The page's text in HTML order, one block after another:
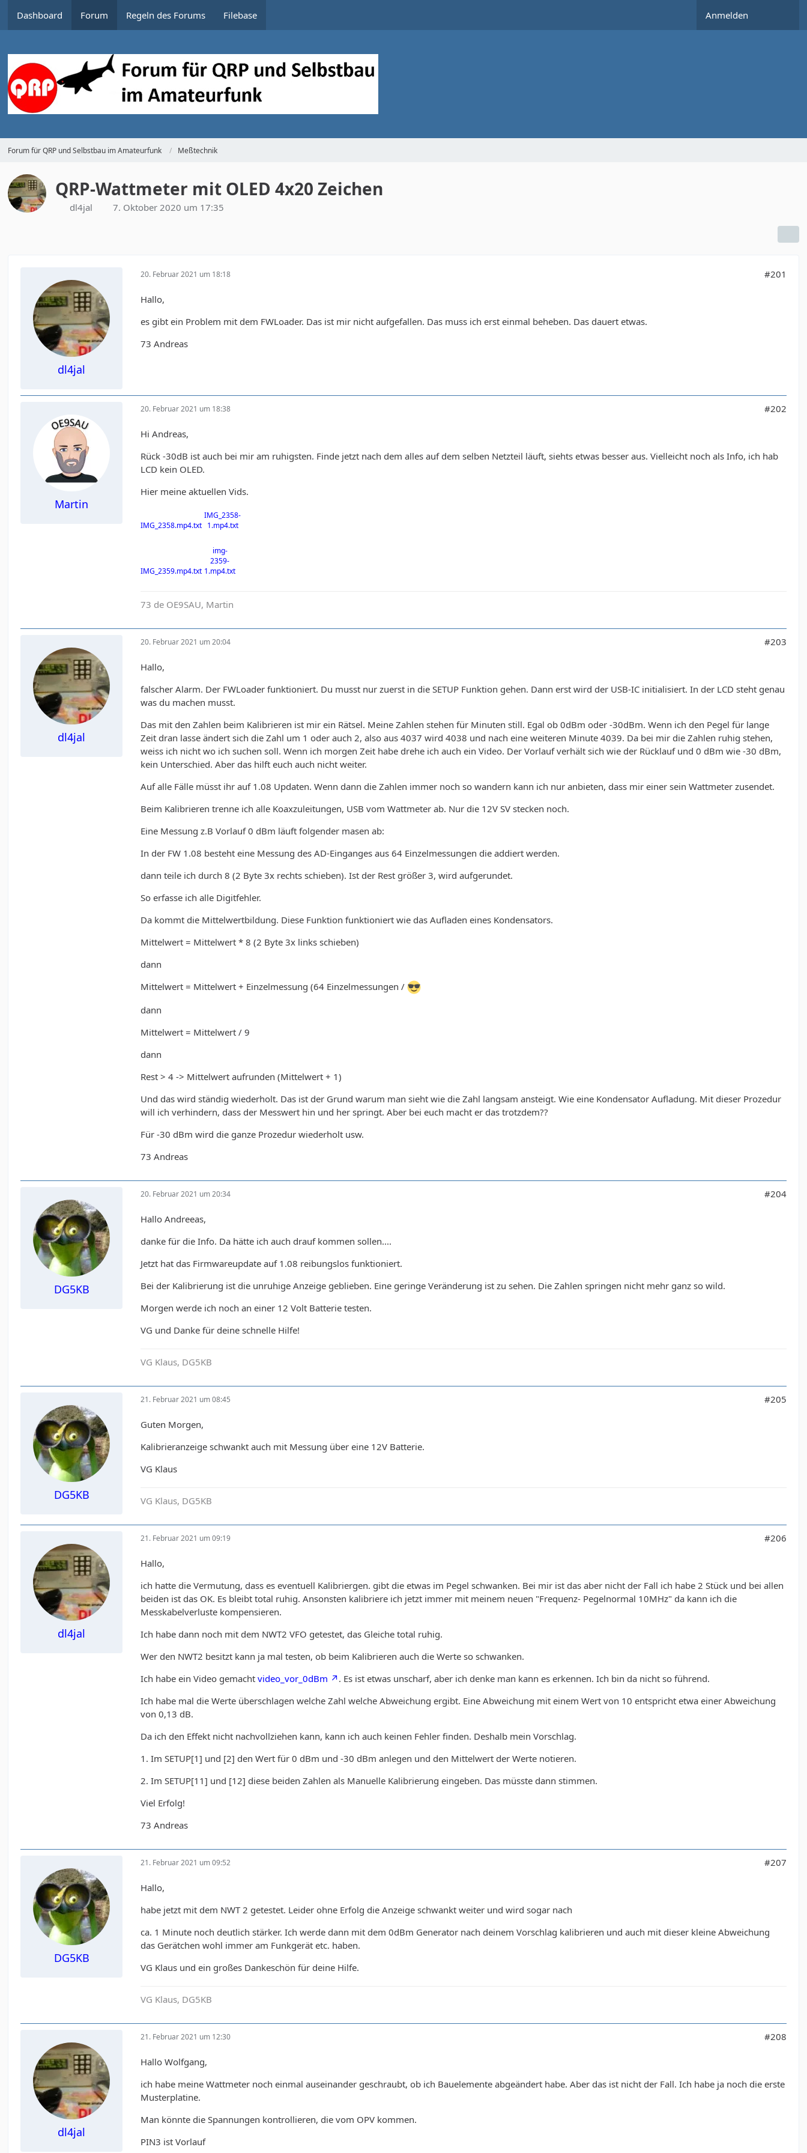
Dashboard Forum Regeln des Forums Filebase Anmelden
Forum für QRP und Selbstbau im Amateurfunk Meßtechnik
QRP-Wattmeter mit OLED 4x20 Zeichen
dl4jal 7. Oktober 2020 um 17:35
dl4jal
20. Februar 2021 um 18:18 #201
Hallo,
es gibt ein Problem mit dem FWLoader. Das ist mir nicht aufgefallen. Das muss ich erst einmal beheben. Das dauert etwas.
73 Andreas
Martin
20. Februar 2021 um 18:38 #202
Hi Andreas,
Rück -30dB ist auch bei mir am ruhigsten. Finde jetzt nach dem alles auf dem selben Netzteil läuft, siehts etwas besser aus. Vielleicht noch als Info, ich hab
LCD kein OLED.
Hier meine aktuellen Vids.
IMG_2358.mp4.txt
IMG_2358-
1.mp4.txt
IMG_2359.mp4.txt
img-
2359-
1.mp4.txt
73 de OE9SAU, Martin
dl4jal
20. Februar 2021 um 20:04 #203
Hallo,
falscher Alarm. Der FWLoader funktioniert. Du musst nur zuerst in die SETUP Funktion gehen. Dann erst wird der USB-IC initialisiert. In der LCD steht genau
was du machen musst.
Das mit den Zahlen beim Kalibrieren ist mir ein Rätsel. Meine Zahlen stehen für Minuten still. Egal ob 0dBm oder -30dBm. Wenn ich den Pegel für lange
Zeit dran lasse ändert sich die Zahl um 1 oder auch 2, also aus 4037 wird 4038 und nach eine weiteren Minute 4039. Da bei mir die Zahlen ruhig stehen,
weiss ich nicht wo ich suchen soll. Wenn ich morgen Zeit habe drehe ich auch ein Video. Der Vorlauf verhält sich wie der Rücklauf und 0 dBm wie -30 dBm,
kein Unterschied. Aber das hilft euch auch nicht weiter.
Auf alle Fälle müsst ihr auf 1.08 Updaten. Wenn dann die Zahlen immer noch so wandern kann ich nur anbieten, dass mir einer sein Wattmeter zusendet.
Beim Kalibrieren trenne ich alle Koaxzuleitungen, USB vom Wattmeter ab. Nur die 12V SV stecken noch.
Eine Messung z.B Vorlauf 0 dBm läuft folgender masen ab:
In der FW 1.08 besteht eine Messung des AD-Einganges aus 64 Einzelmessungen die addiert werden.
dann teile ich durch 8 (2 Byte 3x rechts schieben). Ist der Rest größer 3, wird aufgerundet.
So erfasse ich alle Digitfehler.
Da kommt die Mittelwertbildung. Diese Funktion funktioniert wie das Aufladen eines Kondensators.
Mittelwert = Mittelwert * 8 (2 Byte 3x links schieben)
dann
Mittelwert = Mittelwert + Einzelmessung (64 Einzelmessungen /
dann
Mittelwert = Mittelwert / 9
dann
Rest > 4 -> Mittelwert aufrunden (Mittelwert + 1)
Und das wird ständig wiederholt. Das ist der Grund warum man sieht wie die Zahl langsam ansteigt. Wie eine Kondensator Aufladung. Mit dieser Prozedur
will ich verhindern, dass der Messwert hin und her springt. Aber bei euch macht er das trotzdem??
Für -30 dBm wird die ganze Prozedur wiederholt usw.
73 Andreas
DG5KB
20. Februar 2021 um 20:34 #204
Hallo Andreeas,
danke für die Info. Da hätte ich auch drauf kommen sollen....
Jetzt hat das Firmwareupdate auf 1.08 reibungslos funktioniert.
Bei der Kalibrierung ist die unruhige Anzeige geblieben. Eine geringe Veränderung ist zu sehen. Die Zahlen springen nicht mehr ganz so wild.
Morgen werde ich noch an einer 12 Volt Batterie testen.
VG und Danke für deine schnelle Hilfe!
VG Klaus, DG5KB
DG5KB
21. Februar 2021 um 08:45 #205
Guten Morgen,
Kalibrieranzeige schwankt auch mit Messung über eine 12V Batterie.
VG Klaus
VG Klaus, DG5KB
dl4jal
21. Februar 2021 um 09:19 #206
Hallo,
ich hatte die Vermutung, dass es eventuell Kalibriergen. gibt die etwas im Pegel schwanken. Bei mir ist das aber nicht der Fall ich habe 2 Stück und bei allen
beiden ist das OK. Es bleibt total ruhig. Ansonsten kalibriere ich jetzt immer mit meinem neuen "Frequenz- Pegelnormal 10MHz" da kann ich die
Messkabelverluste kompensieren.
Ich habe dann noch mit dem NWT2 VFO getestet, das Gleiche total ruhig.
Wer den NWT2 besitzt kann ja mal testen, ob beim Kalibrieren auch die Werte so schwanken.
Ich habe ein Video gemachtvideo_vor_0dBm
. Es ist etwas unscharf, aber ich denke man kann es erkennen. Ich bin da nicht so führend.
Ich habe mal die Werte überschlagen welche Zahl welche Abweichung ergibt. Eine Abweichung mit einem Wert von 10 entspricht etwa einer Abweichung
von 0,13 dB.
Da ich den Effekt nicht nachvollziehen kann, kann ich auch keinen Fehler finden. Deshalb mein Vorschlag.
1. Im SETUP[1] und [2] den Wert für 0 dBm und -30 dBm anlegen und den Mittelwert der Werte notieren.
2. Im SETUP[11] und [12] diese beiden Zahlen als Manuelle Kalibrierung eingeben. Das müsste dann stimmen.
Viel Erfolg!
73 Andreas
DG5KB
21. Februar 2021 um 09:52 #207
Hallo,
habe jetzt mit dem NWT 2 getestet. Leider ohne Erfolg die Anzeige schwankt weiter und wird sogar nach
ca. 1 Minute noch deutlich stärker. Ich werde dann mit dem 0dBm Generator nach deinem Vorschlag kalibrieren und auch mit dieser kleine Abweichung
das Gerätchen wohl immer am Funkgerät etc. haben.
VG Klaus und ein großes Dankeschön für deine Hilfe.
VG Klaus, DG5KB
dl4jal
21. Februar 2021 um 12:30 #208
Hallo Wolfgang,
ich habe meine Wattmeter noch einmal auseinander geschraubt, ob ich Bauelemente abgeändert habe. Aber das ist nicht der Fall. Ich habe ja noch die erste
Musterplatine.
Man könnte die Spannungen kontrollieren, die vom OPV kommen.
PIN3 ist Vorlauf